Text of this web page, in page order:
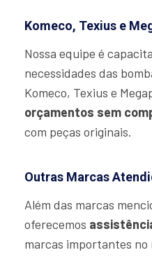
Komeco, Texius e
Nossa equipe é
necessidades das
Komeco, Texius e
orçamentos sem
com peças originais.
Outras Marcas
Além das marcas
oferecemos
marcas importantes no